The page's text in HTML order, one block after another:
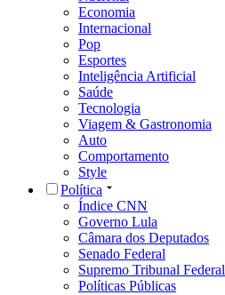
Economia
Internacional
Pop
Esportes
Inteligência Artificial
Saúde
Tecnologia
Viagem & Gastronomia
Auto
Comportamento
Style
Política
Índice CNN
Governo Lula
Câmara dos Deputados
Senado Federal
Supremo Tribunal Federal
Políticas Públicas